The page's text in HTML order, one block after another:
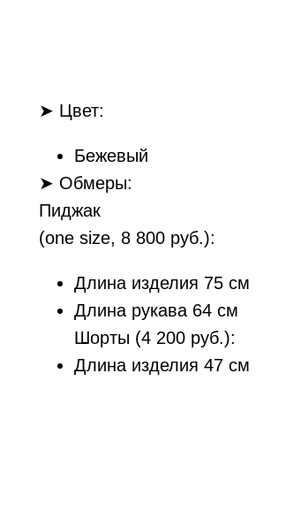
➤ Цвет:
Бежевый
➤ Обмеры:
Пиджак
(one size, 8 800 руб.):
Длина изделия 75 см
Длина рукава 64 см
Шорты (4 200 руб.):
Длина изделия 47 см